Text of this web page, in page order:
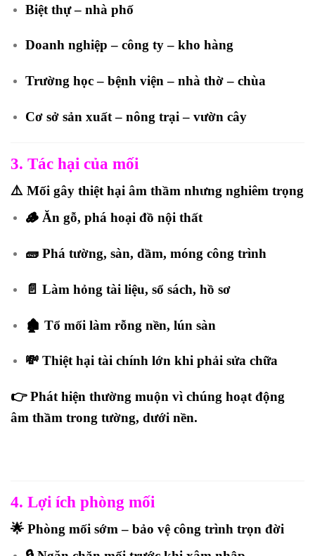
Biệt thự – nhà phố
Doanh nghiệp – công ty – kho hàng
Trường học – bệnh viện – nhà thờ – chùa
Cơ sở sản xuất – nông trại – vườn cây
3. Tác hại của mối
⚠️ Mối gây thiệt hại âm thầm nhưng nghiêm trọng
🪵 Ăn gỗ, phá hoại đồ nội thất
🧱 Phá tường, sàn, dầm, móng công trình
📄 Làm hỏng tài liệu, sổ sách, hồ sơ
🏚️ Tổ mối làm rỗng nền, lún sàn
💸 Thiệt hại tài chính lớn khi phải sửa chữa
👉 Phát hiện thường muộn vì chúng hoạt động
âm thầm trong tường, dưới nền.
4. Lợi ích phòng mối
🌟 Phòng mối sớm – bảo vệ công trình trọn đời